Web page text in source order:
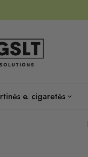
e. cigaretės